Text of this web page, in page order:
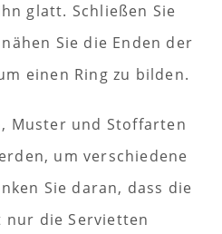
glatt. Schließen Sie
Sie die Enden der
einen Ring zu bilden.
Muster und Stoffarten
um verschiedene
Sie daran, dass die
die Servietten